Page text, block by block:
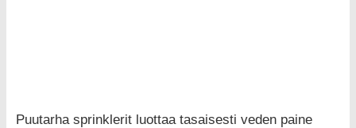
Puutarha sprinklerit luottaa tasaisesti veden paine